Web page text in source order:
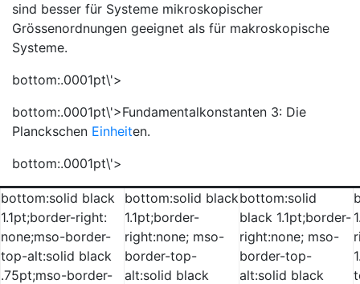
sind besser für Systeme mikroskopischer
Grössenordnungen geeignet als für makroskopische
Systeme.
bottom:.0001pt\'>
bottom:.0001pt\'>Fundamentalkonstanten 3: Die
Planckschen Einheiten.
bottom:.0001pt\'>
bottom:solid black
1.1pt;border-right:
none;mso-border-
top-alt:solid black
.75pt;mso-border-
bottom:solid black
1.1pt;border-
right:none; mso-
border-top-
alt:solid black
bottom:solid
black 1.1pt;border-
right:none; mso-
border-top-
alt:solid black